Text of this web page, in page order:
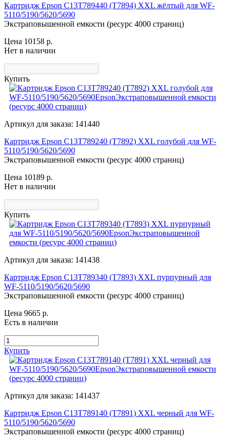
Картридж Epson C13T789440 (T7894) XXL жёлтый для WF-
5110/5190/5620/5690
Экстраповышенной емкости (ресурс 4000 страниц)
Цена 10158 р.
Нет в наличии
Купить
Артикул для заказа: 141440
Картридж Epson C13T789240 (T7892) XXL голубой для WF-
5110/5190/5620/5690
Экстраповышенной емкости (ресурс 4000 страниц)
Цена 10189 р.
Нет в наличии
Купить
Артикул для заказа: 141438
Картридж Epson C13T789340 (T7893) XXL пурпурный для
WF-5110/5190/5620/5690
Экстраповышенной емкости (ресурс 4000 страниц)
Цена 9665 р.
Есть в наличии
Купить
Артикул для заказа: 141437
Картридж Epson C13T789140 (T7891) XXL черный для WF-
5110/5190/5620/5690
Экстраповышенной емкости (ресурс 4000 страниц)